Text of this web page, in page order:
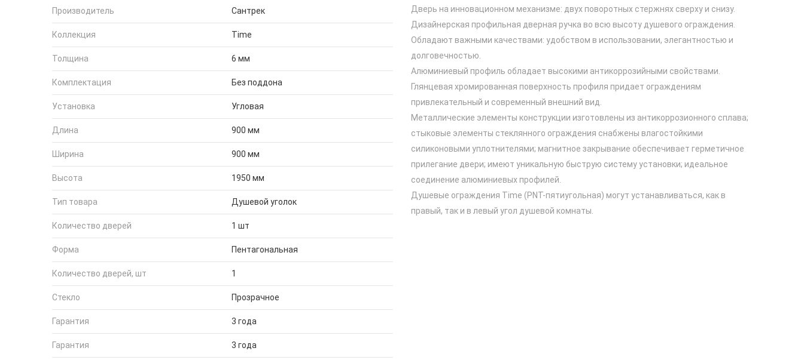
Производитель Сантрек
Коллекция Time
Толщина 6 мм
Комплектация Без поддона
Установка Угловая
Длина 900 мм
Ширина 900 мм
Высота 1950 мм
Тип товара Душевой уголок
Количество дверей 1 шт
Форма Пентагональная
Количество дверей, шт 1
Стекло Прозрачное
Гарантия 3 года
Гарантия 3 года
Дверь на инновационном механизме: двух поворотных стержнях сверху и снизу.
Дизайнерская профильная дверная ручка во всю высоту душевого ограждения.
Обладают важными качествами: удобством в использовании, элегантностью и
долговечностью.
Алюминиевый профиль обладает высокими антикоррозийными свойствами.
Глянцевая хромированная поверхность профиля придает ограждениям
привлекательный и современный внешний вид.
Металлические элементы конструкции изготовлены из антикоррозионного сплава;
стыковые элементы стеклянного ограждения снабжены влагостойкими
силиконовыми уплотнителями; магнитное закрывание обеспечивает герметичное
прилегание двери; имеют уникальную быструю систему установки; идеальное
соединение алюминиевых профилей.
Душевые ограждения Time (PNT-пятиугольная) могут устанавливаться, как в
правый, так и в левый угол душевой комнаты.